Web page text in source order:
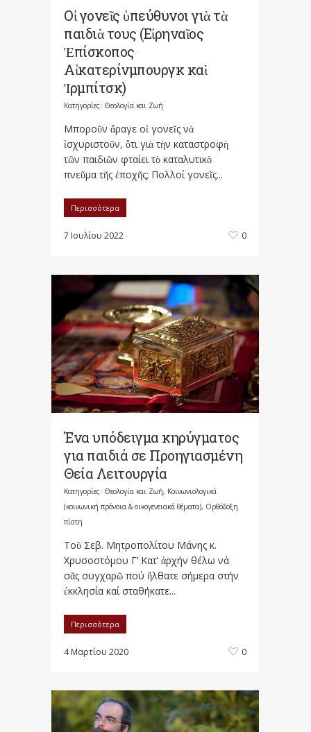
Οἱ γονεῖς ὑπεύθυνοι γιὰ τὰ
παιδιὰ τους (Εἰρηναῖος
Ἐπίσκοπος
Αἰκατερίνμπουργκ καὶ
Ἰρμπίτσκ)
Κατηγορίες: Θεολογία και Ζωή
Μποροῦν ἄραγε οἱ γονεῖς νὰ
ἰσχυριστοῦν, ὅτι γιὰ τὴν καταστροφὴ
τῶν παιδιῶν φταίει τὸ καταλυτικὸ
πνεῦμα τῆς ἐποχῆς; Πολλοί γονεῖς...
Περισσότερα
7 Ιουλίου 2022 0
Ένα υπόδειγμα κηρύγματος
για παιδιά σε Προηγιασμένη
Θεία Λειτουργία
Κατηγορίες: Θεολογία και Ζωή, Κοινωνιολογικά
(κοινωνική πρόνοια & οικογενειακά θέματα), Ορθόδοξη
πίστη
Τοῦ Σεβ. Μητροπολίτου Μάνης κ.
Χρυσοστόμου Γ’ Κατ’ ἀρχήν θέλω νά
σᾶς συγχαρῶ πού ἤλθατε σήμερα στήν
ἐκκλησία καί σταθήκατε...
Περισσότερα
4 Μαρτίου 2020 0